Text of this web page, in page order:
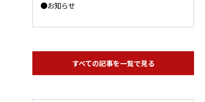
お知らせ
すべての記事を一覧で見る